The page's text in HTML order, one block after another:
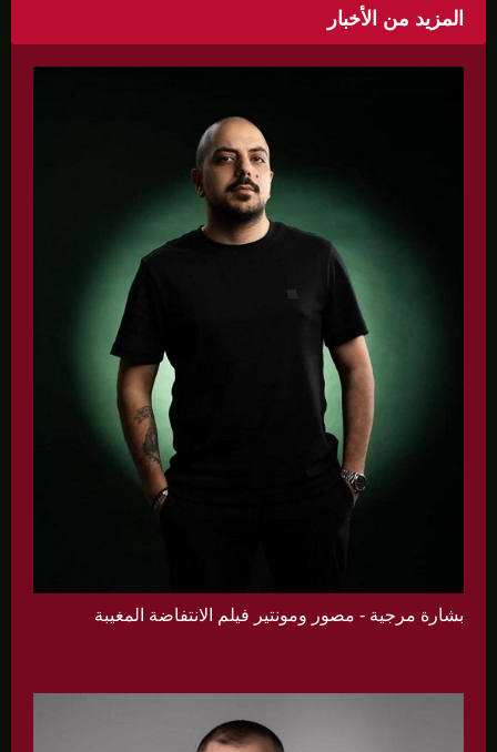
المزيد من الأخبار
بشارة مرجية - مصور ومونتير فيلم الانتفاضة المغيبة